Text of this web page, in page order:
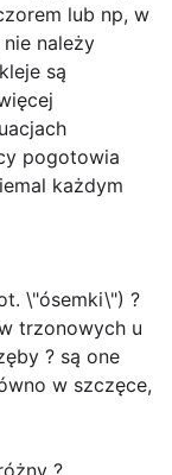
lub np, w
należy
są
pogotowia
każdym
\"ósemki\") ?
trzonowych u
? są one
w szczęce,